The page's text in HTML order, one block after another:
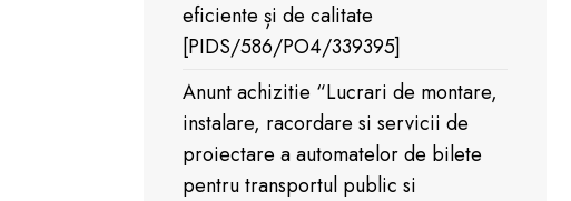
eficiente și de calitate
[PIDS/586/PO4/339395]
Anunt achizitie “Lucrari de montare,
instalare, racordare si servicii de
proiectare a automatelor de bilete
pentru transportul public si